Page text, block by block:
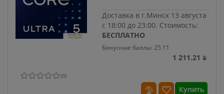
Доставка в г.Минск 13 августа
с 18:00 до 23:00. Стоимость:
БЕСПЛАТНО
Бонусные баллы: 25.11
1 211.21 ƃ
(0)
Купить